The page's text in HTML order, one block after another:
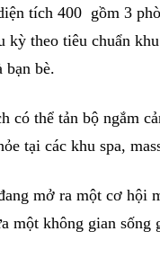
tích 400 gồm 3
theo tiêu chuẩn
bè.
có thể tản bộ ngắm
tại các khu spa,
mở ra một cơ hội
một không gian